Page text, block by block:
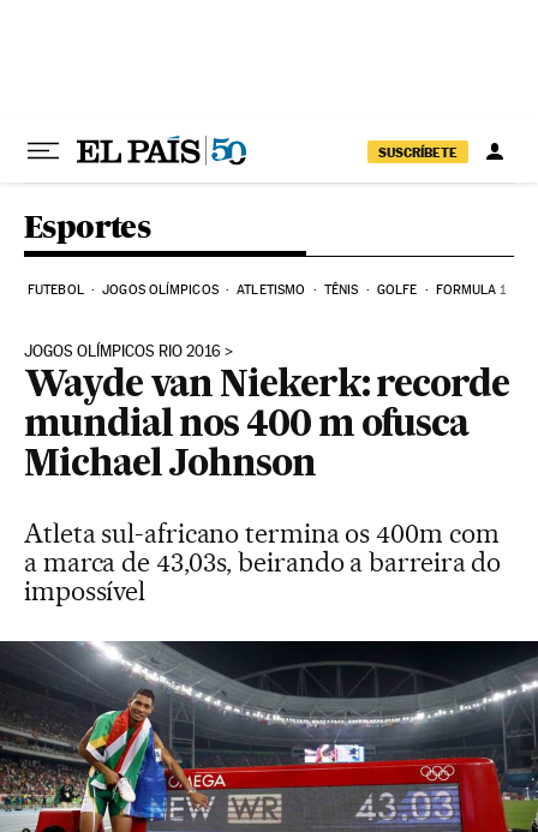
SUSCRÍBETE
Esportes
FUTEBOL JOGOS OLÍMPICOS ATLETISMO TÊNIS GOLFE FORMULA 1
JOGOS OLÍMPICOS RIO 2016
Wayde van Niekerk: recorde
mundial nos 400 m ofusca
Michael Johnson
Atleta sul-africano termina os 400m com
a marca de 43,03s, beirando a barreira do
impossível